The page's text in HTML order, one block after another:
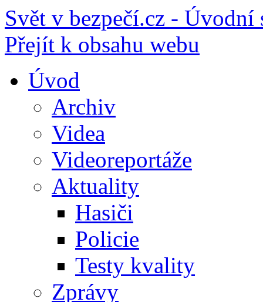
Svět v bezpečí.cz - Úvodní
Přejít k obsahu webu
Úvod
Archiv
Videa
Videoreportáže
Aktuality
Hasiči
Policie
Testy kvality
Zprávy